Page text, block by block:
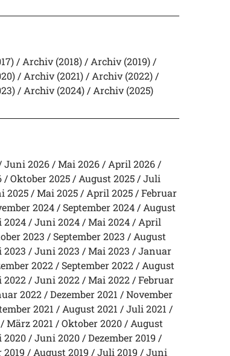
Archiv (2018)
Archiv (2019)
Archiv (2021)
Archiv (2022)
Archiv (2024) Archiv (2025)
Juni 2026 Mai 2026
April 2026
Oktober 2025 August 2025
Juli
2025 Mai 2025 April 2025
Februar
2024 September 2024
August
2024 Juni 2024 Mai 2024
April
2023 September 2023
August
2023 Juni 2023 Mai 2023
Januar
2022 September 2022
August
2022 Juni 2022 Mai 2022
Februar
2022 Dezember 2021
November
2021 August 2021
Juli 2021
März 2021 Oktober 2020
August
2020 Juni 2020
Dezember 2019
2019
August 2019 Juli 2019
Juni